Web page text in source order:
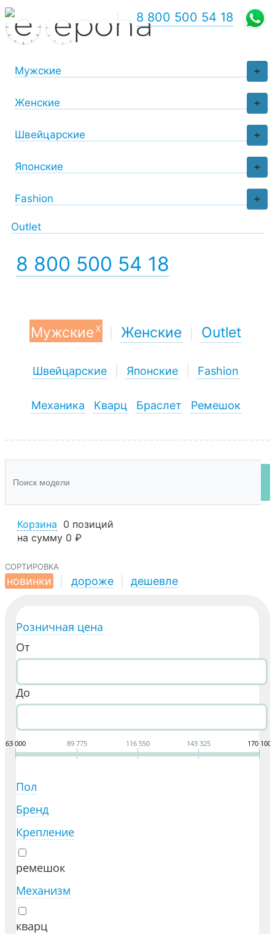
+
Мужские
+
Женские
+
Швейцарские
+
Японские
+
Fashion
Outlet
8 800 500 54 18
8 800 500 54 18
Мужскиеx Женские Outlet
Швейцарские Японские Fashion
Механика Кварц Браслет Ремешок
Корзина 0 позиций
на сумму 0 ₽
сортировка
новинки
дороже дешевле
Розничная цена
От
До
63 000 89 775 116 550 143 325 170 100
Пол
Бренд
Крепление
ремешок
Механизм
кварц